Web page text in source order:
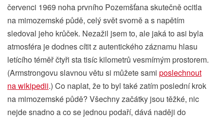
červenci 1969 noha prvního Pozemšťana skutečně ocitla
na mimozemské půdě, celý svět svorně a s napětím
sledoval jeho krůček. Nezažil jsem to, ale jaká to asi byla
atmosféra je dodnes cítit z autentického záznamu hlasu
letícího téměř čtyři sta tisíc kilometrů vesmírným prostorem.
(Armstrongovu slavnou větu si můžete sami poslechnout
na wikipedii.) Co naplat, že to byl také zatím poslední krok
na mimozemské půdě? Všechny začátky jsou těžké, nic
nejde snadno a co se jednou podaří, dává naději do